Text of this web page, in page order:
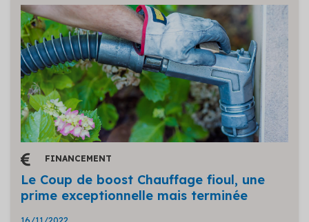
FINANCEMENT
Le Coup de boost Chauffage fioul, une
prime exceptionnelle mais terminée